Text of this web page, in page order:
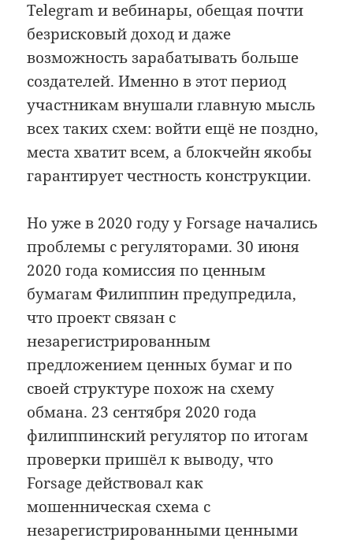
Telegram и вебинары, обещая почти
безрисковый доход и даже
возможность зарабатывать больше
создателей. Именно в этот период
участникам внушали главную мысль
всех таких схем: войти ещё не поздно,
места хватит всем, а блокчейн якобы
гарантирует честность конструкции.
Но уже в 2020 году у Forsage начались
проблемы с регуляторами. 30 июня
2020 года комиссия по ценным
бумагам Филиппин предупредила,
что проект связан с
незарегистрированным
предложением ценных бумаг и по
своей структуре похож на схему
обмана. 23 сентября 2020 года
филиппинский регулятор по итогам
проверки пришёл к выводу, что
Forsage действовал как
мошенническая схема с
незарегистрированными ценными